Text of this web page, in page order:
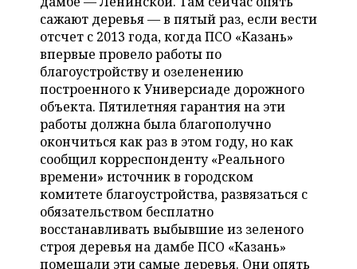
ТОРГОВЫЕ ЦЕНТРЫ
ТАТАРСТАНА
ИНВЕСТИЦИИ
МАШИНОСТРОЕНИЕ
НЕФТЕХИМИЯ
НЕФТЬ
ОПК
ЭНЕРГЕТИКА
НОВОСТИ БИЗНЕСА
РОЗНИЧНАЯ ТОРГОВЛЯ
ТРАНСПОРТ
УСЛУГИ
ТЕХНОЛОГИИ
НОВОСТИ ТЕХНОЛОГИЙ
МЕДИА
ТЕЛЕКОММУНИКАЦИИ
МЕРОПРИЯТИЯ
НОВОСТИ МЕРОПРИЯТИЙ
ВЫЕЗДНАЯ РЕДАКЦИЯ
БИЗНЕС-БРАНЧИ
ONLINE-КОНФЕРЕНЦИИ
ОТКРЫТАЯ ЛЕКЦИЯ
СПОРТ
НОВОСТИ СПОРТА
ФУТБОЛ
ХОККЕЙ
БАСКЕТБОЛ
ОБЩЕСТВО
НОВОСТИ ОБЩЕСТВА
ВЛАСТЬ
ИНФРАСТРУКТУРА
ФОТОГАЛЕРЕЯ
СЮЖЕТЫ
СПРАВОЧНИК
сажают деревья — в пятый раз, если вести
отсчет с 2013 года, когда ПСО «Казань»
впервые провело работы по
благоустройству и озеленению
построенного к Универсиаде дорожного
объекта. Пятилетняя гарантия на эти
работы должна была благополучно
окончиться как раз в этом году, но как
сообщил корреспонденту «Реального
времени» источник в городском
комитете благоустройства, развязаться с
обязательством бесплатно
восстанавливать выбывшие из зеленого
строя деревья на дамбе ПСО «Казань»
помешали эти самые деревья. Они опять